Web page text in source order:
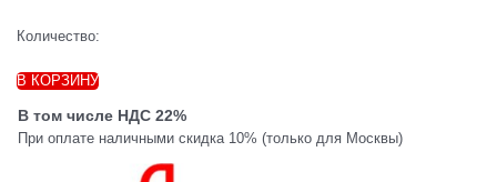
Количество:
В КОРЗИНУ
В том числе НДС 22%
При оплате наличными скидка 10% (только для Москвы)